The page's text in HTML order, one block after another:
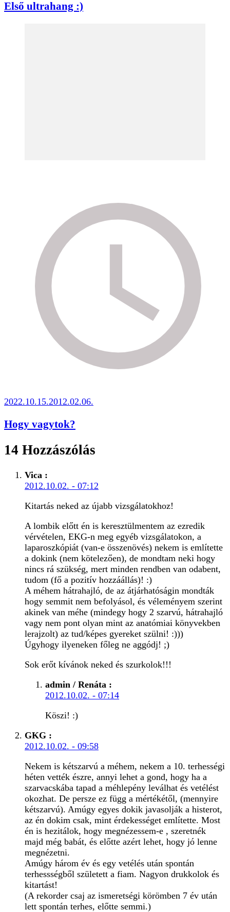
Első ultrahang :)
2022.10.15.2012.02.06.
Hogy vagytok?
14 Hozzászólás
Vica :
2012.10.02. - 07:12
Kitartás neked az újabb vizsgálatokhoz!
A lombik előtt én is keresztülmentem az ezredik
vérvételen, EKG-n meg egyéb vizsgálatokon, a
laparoszkópiát (van-e összenövés) nekem is említette
a dokink (nem kötelezően), de mondtam neki hogy
nincs rá szükség, mert minden rendben van odabent,
tudom (fő a pozitív hozzáállás)! :)
A méhem hátrahajló, de az átjárhatóságin mondták
hogy semmit nem befolyásol, és véleményem szerint
akinek van méhe (mindegy hogy 2 szarvú, hátrahajló
vagy nem pont olyan mint az anatómiai könyvekben
lerajzolt) az tud/képes gyereket szülni! :)))
Úgyhogy ilyeneken főleg ne aggódj! ;)
Sok erőt kívánok neked és szurkolok!!!
admin / Renáta :
2012.10.02. - 07:14
Köszi! :)
GKG :
2012.10.02. - 09:58
Nekem is kétszarvú a méhem, nekem a 10. terhességi
héten vették észre, annyi lehet a gond, hogy ha a
szarvacskába tapad a méhlepény leválhat és vetélést
okozhat. De persze ez függ a mértékétől, (mennyire
kétszarvú). Amúgy egyes dokik javasolják a histerot,
az én dokim csak, mint érdekességet említette. Most
én is hezitálok, hogy megnézessem-e , szeretnék
majd még babát, és előtte azért lehet, hogy jó lenne
megnézetni.
Amúgy három év és egy vetélés után spontán
terhessségből született a fiam. Nagyon drukkolok és
kitartást!
(A rekorder csaj az ismeretségi körömben 7 év után
lett spontán terhes, előtte semmi.)